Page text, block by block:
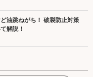
油跳ねがち！ 破裂防止対策
解説！